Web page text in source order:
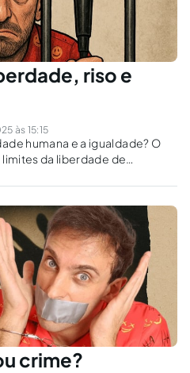
riso e
às 15:15
humana e a igualdade? O
da liberdade de
crime?